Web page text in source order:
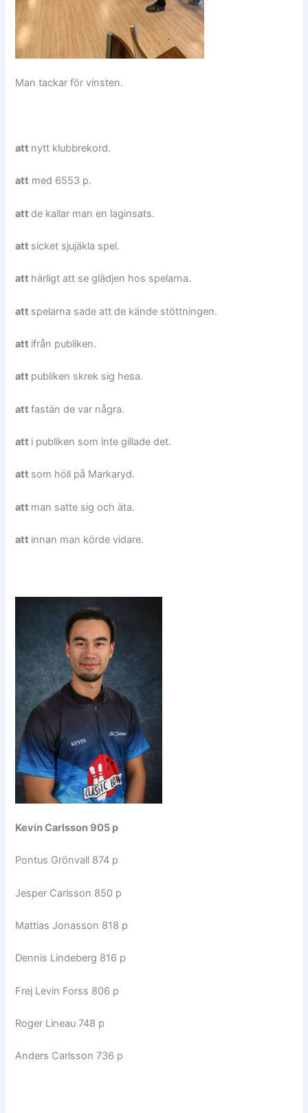
Man tackar för vinsten.
att nytt klubbrekord.
att med 6553 p.
attde kallar man en laginsats.
att sicket sjujäkla spel.
att härligt att se glädjen hos spelarna.
att spelarna sade att de kände stöttningen.
att ifrån publiken.
att publiken skrek sig hesa.
attfastän de var några.
att i publiken som inte gillade det.
att som höll på Markaryd.
att man satte sig och äta.
att innan man körde vidare.
Kevin Carlsson 905 p
Pontus Grönvall 874 p
Jesper Carlsson 850 p
Mattias Jonasson 818 p
Dennis Lindeberg 816 p
Frej Levin Forss 806 p
Roger Lineau 748 p
Anders Carlsson 736 p